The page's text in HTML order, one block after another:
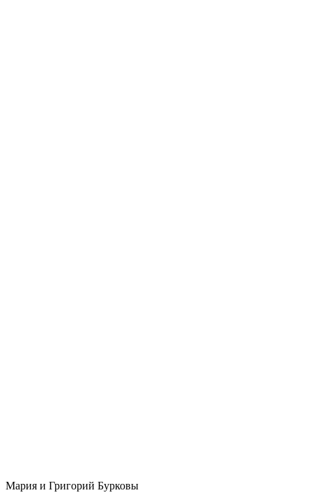
Мария и Григорий Бурковы